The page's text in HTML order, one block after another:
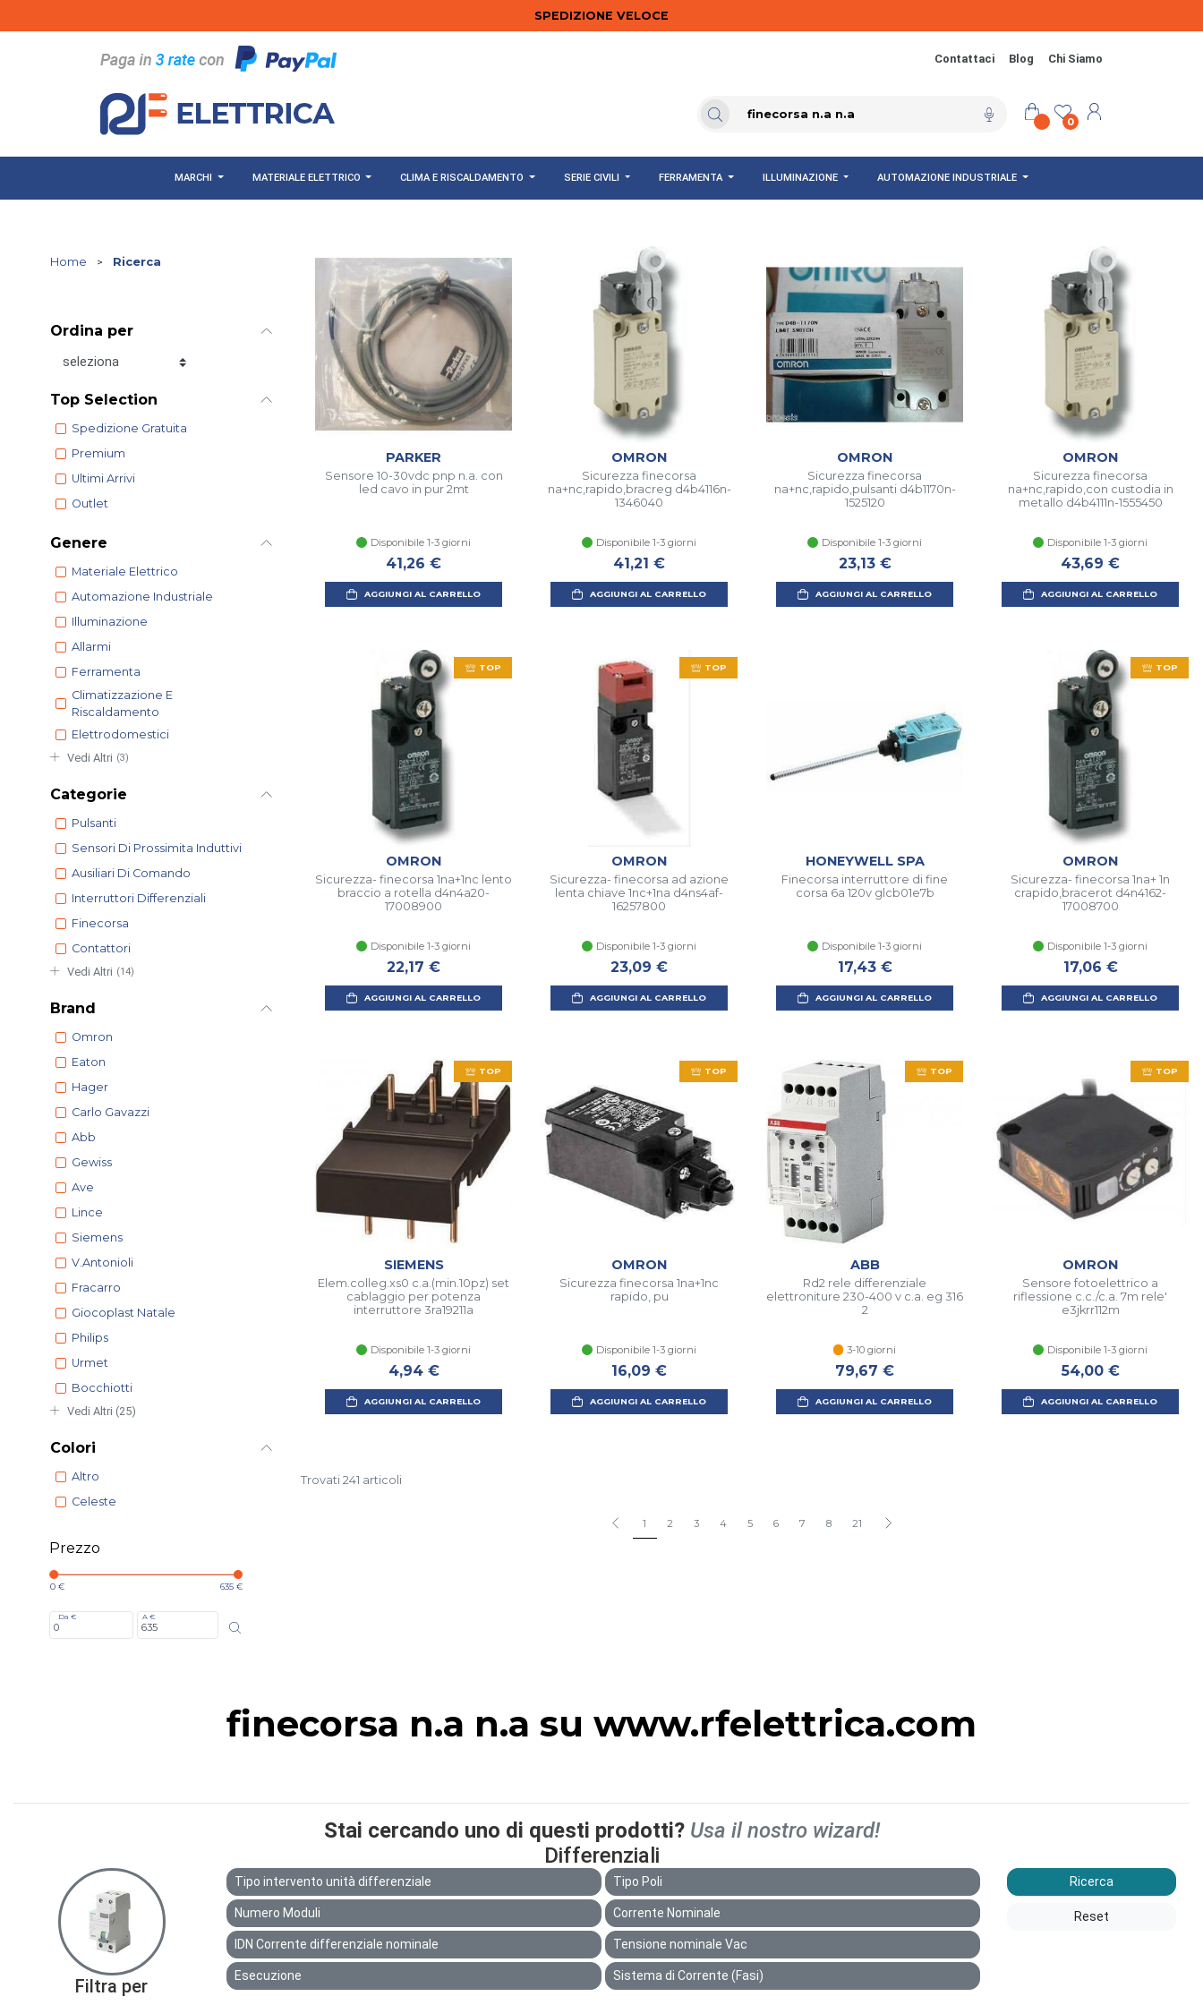
SPEDIZIONE VELOCE
Contattaci Blog Chi Siamo
0
MARCHI MATERIALE ELETTRICO CLIMA E RISCALDAMENTO SERIE CIVILI FERRAMENTA ILLUMINAZIONE AUTOMAZIONE INDUSTRIALE
Home > Ricerca
Ordina per
Ordina per
Top Selection
Spedizione Gratuita
Premium
Ultimi Arrivi
Outlet
Genere
Materiale Elettrico
Automazione Industriale
Illuminazione
Allarmi
Ferramenta
Climatizzazione E
Riscaldamento
Elettrodomestici
Vedi Altri (3)
Categorie
Pulsanti
Sensori Di Prossimita Induttivi
Ausiliari Di Comando
Interruttori Differenziali
Finecorsa
Contattori
Vedi Altri (14)
Brand
Omron
Eaton
Hager
Carlo Gavazzi
Abb
Gewiss
Ave
Lince
Siemens
V.antonioli
Fracarro
Giocoplast Natale
Philips
Urmet
Bocchiotti
Vedi Altri (25)
Colori
Altro
Celeste
Prezzo
0 € 635 €
Da € A €
PARKER
Sensore 10-30vdc pnp n.a. con
led cavo in pur 2mt
Disponibile 1-3 giorni
41,26 €
AGGIUNGI AL CARRELLO
OMRON
Sicurezza finecorsa
na+nc,rapido,bracreg d4b4116n-
1346040
Disponibile 1-3 giorni
41,21 €
AGGIUNGI AL CARRELLO
OMRON
Sicurezza finecorsa
na+nc,rapido,pulsanti d4b1170n-
1525120
Disponibile 1-3 giorni
23,13 €
AGGIUNGI AL CARRELLO
OMRON
Sicurezza finecorsa
na+nc,rapido,con custodia in
metallo d4b4111n-1555450
Disponibile 1-3 giorni
43,69 €
AGGIUNGI AL CARRELLO
TOP
OMRON
Sicurezza- finecorsa 1na+1nc lento
braccio a rotella d4n4a20-
17008900
Disponibile 1-3 giorni
22,17 €
AGGIUNGI AL CARRELLO
TOP
OMRON
Sicurezza- finecorsa ad azione
lenta chiave 1nc+1na d4ns4af-
16257800
Disponibile 1-3 giorni
23,09 €
AGGIUNGI AL CARRELLO
HONEYWELL SPA
Finecorsa interruttore di fine
corsa 6a 120v glcb01e7b
Disponibile 1-3 giorni
17,43 €
AGGIUNGI AL CARRELLO
TOP
OMRON
Sicurezza- finecorsa 1na+ 1n
crapido,bracerot d4n4162-
17008700
Disponibile 1-3 giorni
17,06 €
AGGIUNGI AL CARRELLO
TOP
SIEMENS
Elem.colleg.xs0 c.a.(min.10pz) set
cablaggio per potenza
interruttore 3ra19211a
Disponibile 1-3 giorni
4,94 €
AGGIUNGI AL CARRELLO
TOP
OMRON
Sicurezza finecorsa 1na+1nc
rapido, pu
Disponibile 1-3 giorni
16,09 €
AGGIUNGI AL CARRELLO
TOP
ABB
Rd2 rele differenziale
elettroniture 230-400 v c.a. eg 316
2
3-10 giorni
79,67 €
AGGIUNGI AL CARRELLO
TOP
OMRON
Sensore fotoelettrico a
riflessione c.c./c.a. 7m rele'
e3jkrr112m
Disponibile 1-3 giorni
54,00 €
AGGIUNGI AL CARRELLO
Trovati 241 articoli
1 2 3 4 5 6 7 8 21
finecorsa n.a n.a su www.rfelettrica.com
Stai cercando uno di questi prodotti? Usa il nostro wizard!
Differenziali
Filtra per
Tipo intervento unità differenziale Tipo Poli
Numero Moduli Corrente Nominale
IDN Corrente differenziale nominale Tensione nominale Vac
Esecuzione Sistema di Corrente (Fasi)
Ricerca
Reset